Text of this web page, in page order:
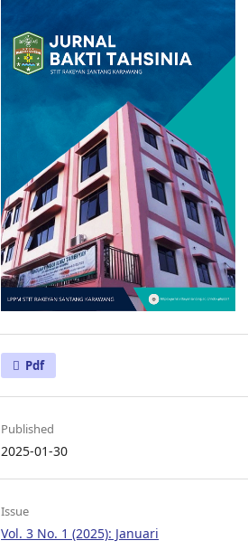
Pdf
Published
2025-01-30
Issue
Vol. 3 No. 1 (2025): Januari